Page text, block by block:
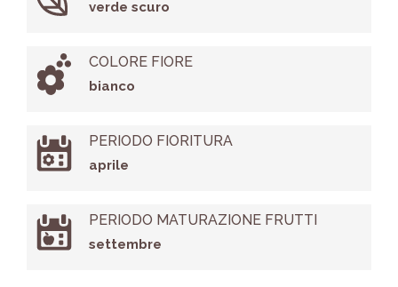
verde scuro
COLORE FIORE
bianco
PERIODO FIORITURA
aprile
PERIODO MATURAZIONE FRUTTI
settembre